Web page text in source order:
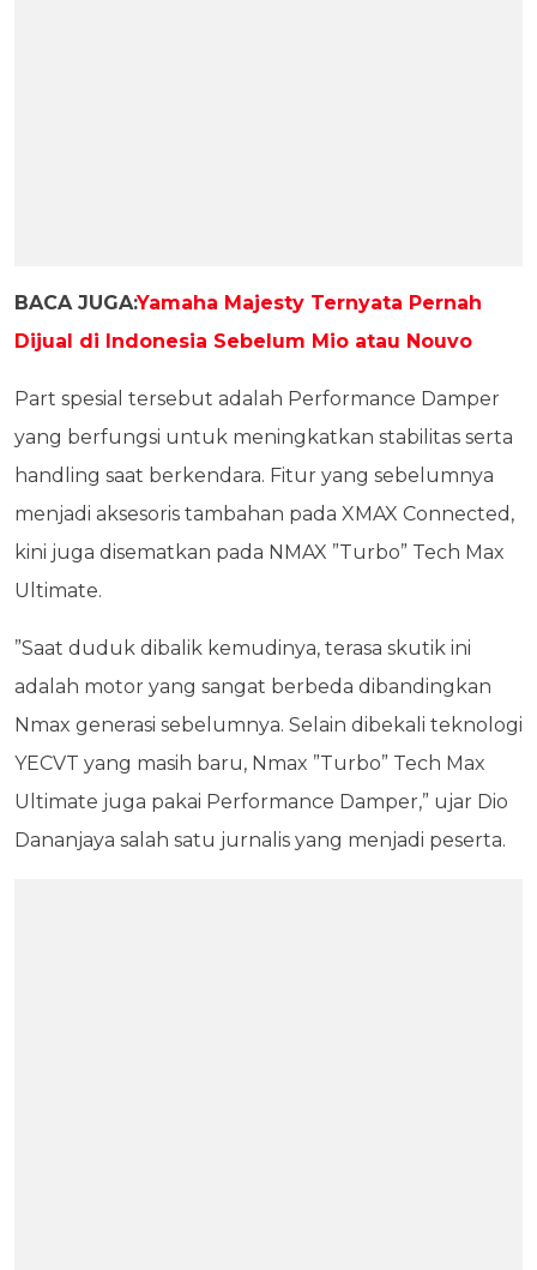
BACA JUGA:Yamaha Majesty Ternyata Pernah
Dijual di Indonesia Sebelum Mio atau Nouvo
Part spesial tersebut adalah Performance Damper
yang berfungsi untuk meningkatkan stabilitas serta
handling saat berkendara. Fitur yang sebelumnya
menjadi aksesoris tambahan pada XMAX Connected,
kini juga disematkan pada NMAX ”Turbo” Tech Max
Ultimate.
”Saat duduk dibalik kemudinya, terasa skutik ini
adalah motor yang sangat berbeda dibandingkan
Nmax generasi sebelumnya. Selain dibekali teknologi
YECVT yang masih baru, Nmax ”Turbo” Tech Max
Ultimate juga pakai Performance Damper,” ujar Dio
Dananjaya salah satu jurnalis yang menjadi peserta.